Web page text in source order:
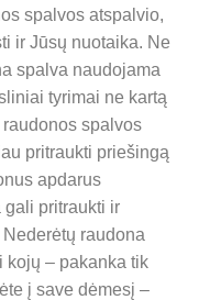
spalvos atspalvio,
ir Jūsų nuotaika. Ne
spalva naudojama
tyrimai ne kartą
spalvos
pritraukti priešingą
apdarus
pritraukti ir
raudona
kojų – pakanka tik
į save dėmesį –